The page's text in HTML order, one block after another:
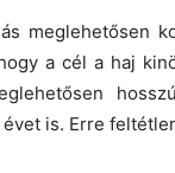
meglehetősen
a cél a haj
is. Erre